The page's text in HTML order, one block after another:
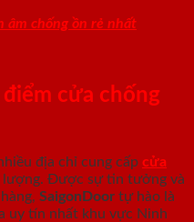
âm chống ồn rẻ nhất
cửa chống
địa chỉ cung cấp cửa
lượng. Được sự tin tưởng và
SaigonDoor tự hào là
uy tín nhất khu vực Ninh